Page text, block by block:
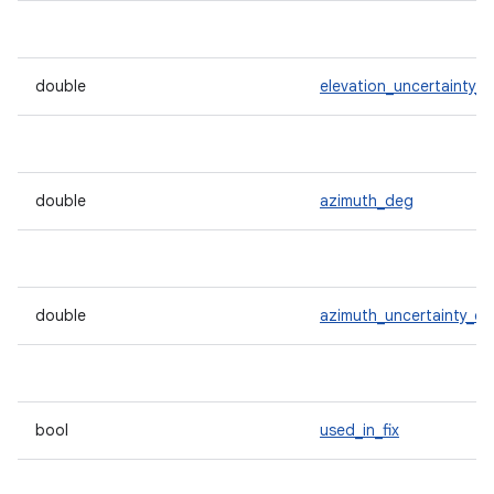
double
double azimuth_deg
double
bool used_in_fix